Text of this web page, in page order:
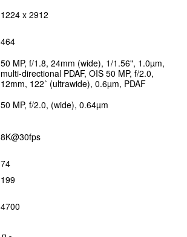
1224 x 2912
464
50 MP, f/1.8, 24mm (wide), 1/1.56", 1.0µm,
multi-directional PDAF, OIS 50 MP, f/2.0,
12mm, 122˚ (ultrawide), 0.6µm, PDAF
50 MP, f/2.0, (wide), 0.64µm
8K@30fps
74
199
4700